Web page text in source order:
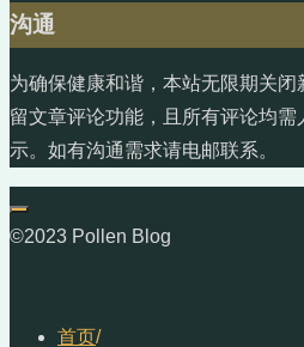
沟通
为确保健康和谐，本站无限期关
留文章评论功能，且所有评论均
示。如有沟通需求请电邮联系。
©2023 Pollen Blog
首页/